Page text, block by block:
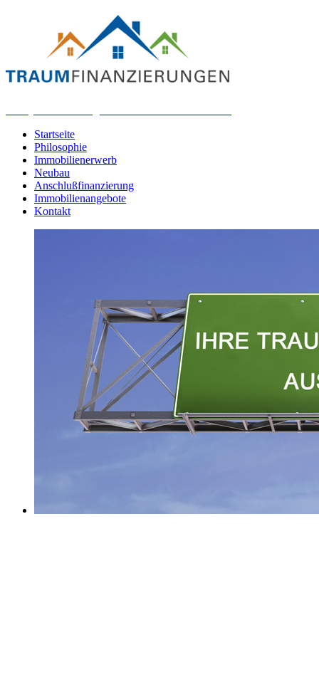
Startseite
Philosophie
Immobilienerwerb
Neubau
Anschlußfinanzierung
Immobilienangebote
Kontakt